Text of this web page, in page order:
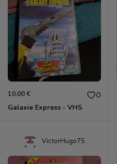
10.00 € 0
Galaxie Express - VHS
VictorHugo75